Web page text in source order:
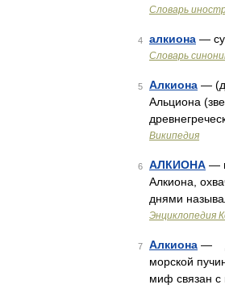
Словарь
4 алкиона —
Словарь
5 Алкиона —
Альциона
Википедия
6 АЛКИОНА —
Алкиона,
днями
Энциклопедия
7 Алкиона —
морской
миф связан с